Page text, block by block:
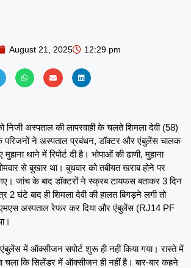
August 21, 2025 12:29 pm
निजी अस्पताल की लापरवाही के चलते शिमला देवी (58)
परिजनों ने अस्पताल प्रबंधन, डॉक्टर और एंबुलेंस चालक
थाने में रिपोर्ट दी है। भोपाओं की ढाणी, मुहाना
से बुखार था। बुधवार को तबीयत खराब होने पर
जांच के बाद डॉक्टरों ने स्क्रब टायफस बताकर 3 दिन
2 घंटे बाद ही शिमला देवी की हालत बिगड़ने लगी तो
अस्पताल रेफर कर दिया और एंबुलेंस (RJ14 PF
में ऑक्सीजन सपोर्ट शुरू ही नहीं किया गया। रास्ते में
चला कि सिलेंडर में ऑक्सीजन ही नहीं है। बार-बार कहने